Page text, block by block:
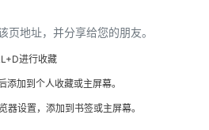
地址，并分享给您的朋友。
进行收藏
添加到个人收藏或主屏幕。
器设置，添加到书签或主屏幕。